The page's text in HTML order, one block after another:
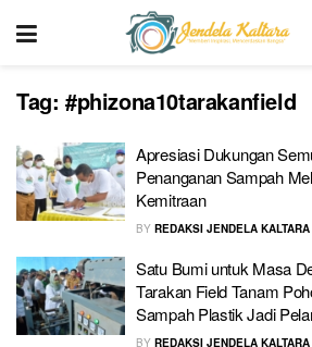
Tag: #phizona10tarakanfield
Apresiasi Dukungan
Penanganan Sampah
Kemitraan
BY REDAKSI JENDELA KALTARA
Satu Bumi untuk Masa
Tarakan Field Tanam
Sampah Plastik Jadi
BY REDAKSI JENDELA KALTARA